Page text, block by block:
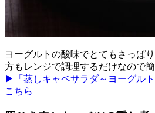
ヨーグルトの酸味でとてもさっぱ
方もレンジで調理するだけなので
▶「蒸しキャベサラダ～ヨーグル
こちら